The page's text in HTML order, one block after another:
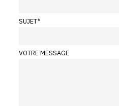
SUJET*
VOTRE MESSAGE